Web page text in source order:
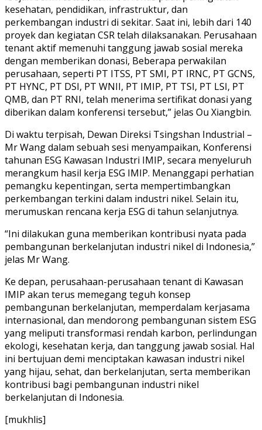
kesehatan, pendidikan, infrastruktur, dan
perkembangan industri di sekitar. Saat ini, lebih dari 140
proyek dan kegiatan CSR telah dilaksanakan. Perusahaan
tenant aktif memenuhi tanggung jawab sosial mereka
dengan memberikan donasi, Beberapa perwakilan
perusahaan, seperti PT ITSS, PT SMI, PT IRNC, PT GCNS,
PT HYNC, PT DSI, PT WNII, PT IMIP, PT TSI, PT LSI, PT
QMB, dan PT RNI, telah menerima sertifikat donasi yang
diberikan dalam konferensi tersebut,” jelas Ou Xiangbin.
Di waktu terpisah, Dewan Direksi Tsingshan Industrial –
Mr Wang dalam sebuah sesi menyampaikan, Konferensi
tahunan ESG Kawasan Industri IMIP, secara menyeluruh
merangkum hasil kerja ESG IMIP. Menanggapi perhatian
pemangku kepentingan, serta mempertimbangkan
perkembangan terkini dalam industri nikel. Selain itu,
merumuskan rencana kerja ESG di tahun selanjutnya.
“Ini dilakukan guna memberikan kontribusi nyata pada
pembangunan berkelanjutan industri nikel di Indonesia,”
jelas Mr Wang.
Ke depan, perusahaan-perusahaan tenant di Kawasan
IMIP akan terus memegang teguh konsep
pembangunan berkelanjutan, memperdalam kerjasama
internasional, dan mendorong pembangunan sistem ESG
yang meliputi transformasi rendah karbon, perlindungan
ekologi, kesehatan kerja, dan tanggung jawab sosial. Hal
ini bertujuan demi menciptakan kawasan industri nikel
yang hijau, sehat, dan berkelanjutan, serta memberikan
kontribusi bagi pembangunan industri nikel
berkelanjutan di Indonesia.
[mukhlis]